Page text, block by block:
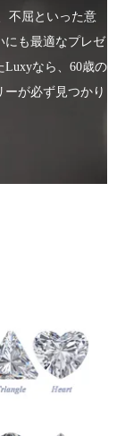
不屈といった意
にも最適なプレゼ
Luxyなら、60歳の
が必ず見つかり